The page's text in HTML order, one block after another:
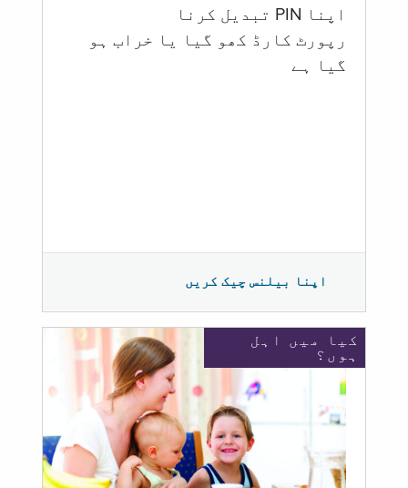
اپنا PIN تبدیل کرنا
رپورٹ کارڈ کھو گیا یا خراب ہو
گيا ہے
اپنا بیلنس چیک کریں
کیا میں اہل
ہوں؟